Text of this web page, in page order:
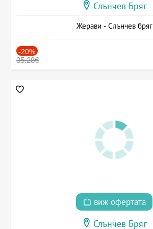
Слънчев Бряг
Жерави - Слънчев бряг
-20%
35.28€
виж офертата
Слънчев Бряг